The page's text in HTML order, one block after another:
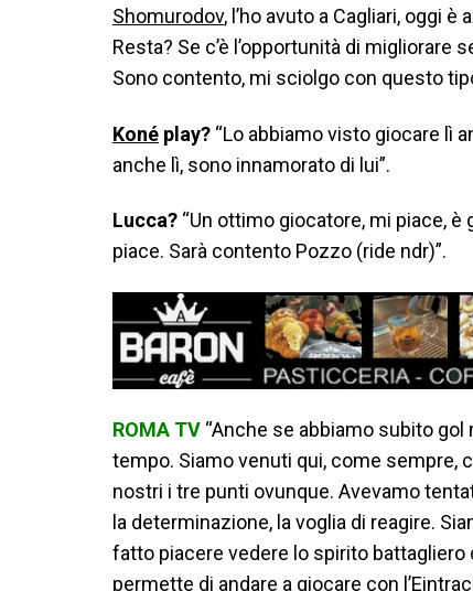
Shomurodov, l’ho avuto a Cagliari, oggi
Resta? Se c’è l’opportunità di
Sono contento, mi sciolgo con questo
Koné play? “Lo abbiamo visto giocare lì
anche lì, sono innamorato di lui”.
Lucca? “Un ottimo giocatore, mi piace,
piace. Sarà contento Pozzo (ride ndr)”.
ROMA TV “Anche se abbiamo subito
tempo. Siamo venuti qui, come sempre,
nostri i tre punti ovunque. Avevamo
la determinazione, la voglia di reagire.
fatto piacere vedere lo spirito
permette di andare a giocare con